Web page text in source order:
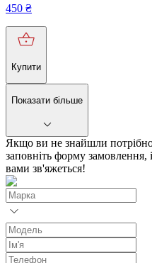
450 ₴
Купити
Показати більше
Якщо ви не знайшли
заповніть форму замовлення,
вами зв'яжеться!